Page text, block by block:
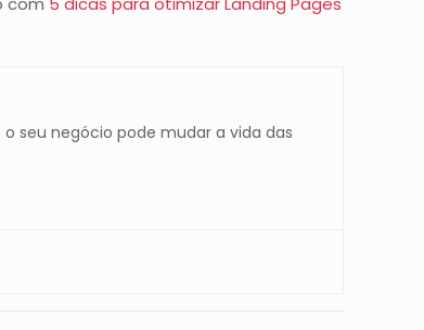
seu negócio pode mudar a vida das